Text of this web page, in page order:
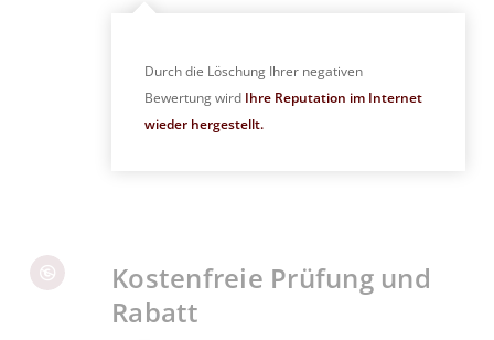
Durch die Löschung Ihrer negativen
Bewertung wird Ihre Reputation im Internet
wieder hergestellt.
Kostenfreie Prüfung und
Rabatt